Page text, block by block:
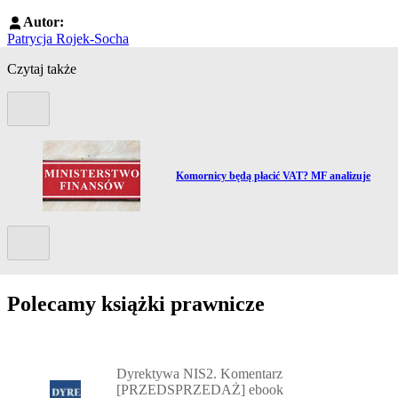
Autor:
Patrycja Rojek-Socha
Czytaj także
Przejdź do artykułu:
Komornicy będą płacić VAT? MF analizuje
Polecamy książki prawnicze
Dyrektywa NIS2. Komentarz
[PRZEDSPRZEDAŻ] ebook